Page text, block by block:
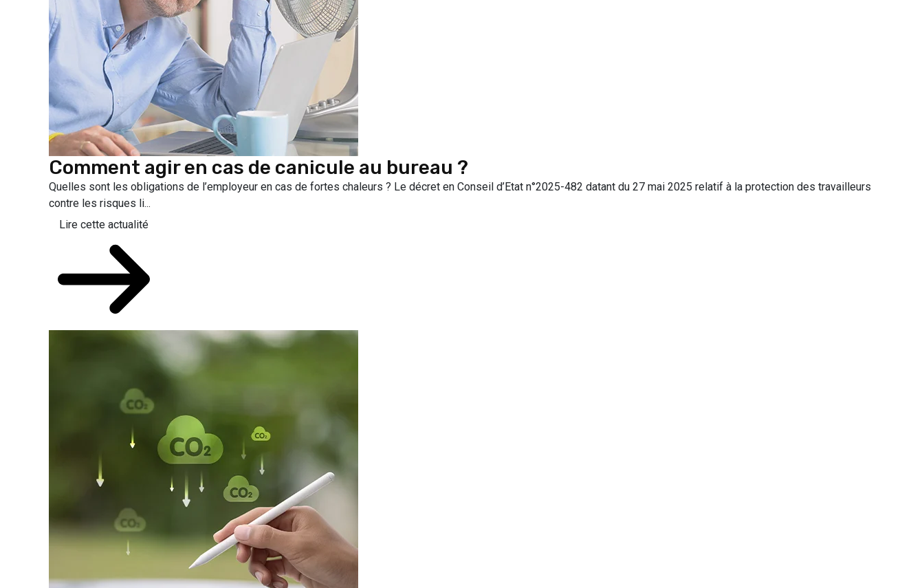
Comment agir en cas de canicule au bureau ?
Quelles sont les obligations de l’employeur en cas de fortes chaleurs ? Le décret en Conseil d’Etat n°2025-482 datant du 27 mai 2025 relatif à la protection des travailleurs
contre les risques li...
Lire cette actualité